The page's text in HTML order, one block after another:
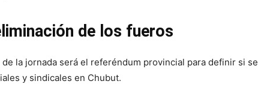
de los fueros
la jornada será el referéndum provincial para definir si se
y sindicales en Chubut.